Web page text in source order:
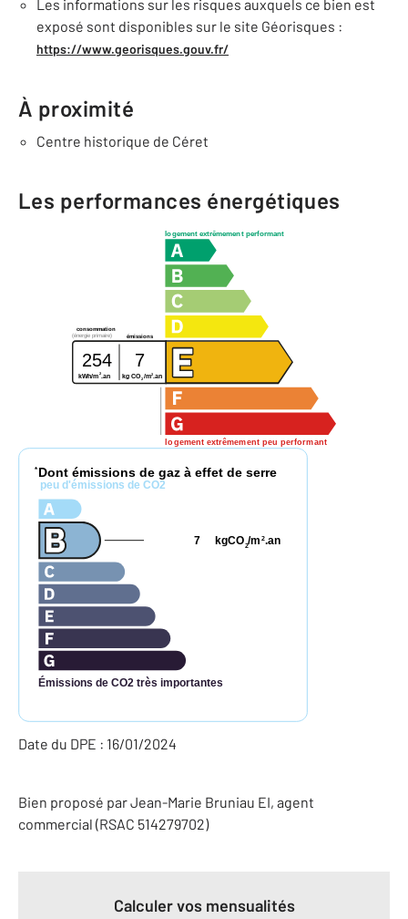
Les informations sur les risques auxquels ce bien est
exposé sont disponibles sur le site Géorisques :
https://www.georisques.gouv.fr/
À proximité
Centre historique de Céret
Les performances énergétiques
logement extrêmement performant
logement extrêmement peu performant
consommation
émissions
(énergie primaire)
254 7
kWh/m2.an kg CO2/m2 .an
* Dont émissions de gaz à effet de serre
peu d'émissions de CO2
Émissions de CO2 très importantes
kgCO2/m 2.an
7
Date du DPE : 16/01/2024
Bien proposé parJean-Marie Bruniau EI, agent
commercial (RSAC 514279702)
Calculer vos mensualités